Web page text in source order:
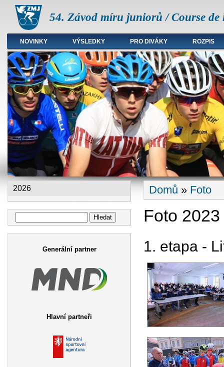
54. Závod míru juniorů / Course
Hlavní menu
NOVINKY VÝSLEDKY PRO DIVÁKY ROZPIS
2026
Vyhledávání
Generální partner
Hlavní partneři
Jste zde
Domů » Foto
Foto 2023
1. etapa -